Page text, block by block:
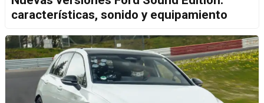
características, sonido y equipamiento